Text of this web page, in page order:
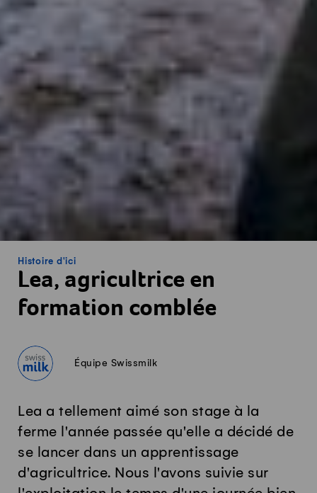
Histoire d'ici
Lea, agricultrice en
formation comblée
Équipe Swissmilk
Lea a tellement aimé son stage à la
ferme l'année passée qu'elle a décidé de
se lancer dans un apprentissage
d'agricultrice. Nous l'avons suivie sur